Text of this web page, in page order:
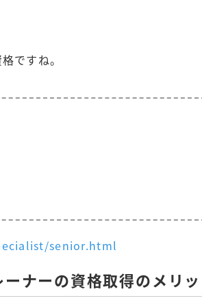
ですね。
senior.html
ナーの資格取得のメリ